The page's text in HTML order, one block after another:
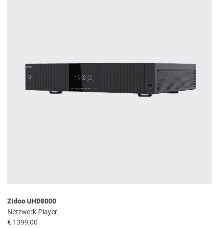
haben. Deshalb bieten wir Ihnen die
Möglichkeit, Ihr(e) Wunschgerät(e) ganz
ohne Zeitdruck in unserem Palazzo
Hörschloss Probe zu hören. Nutzen Sie
Zidoo UHD8000
Netzwerk-Player
€ 1399,00